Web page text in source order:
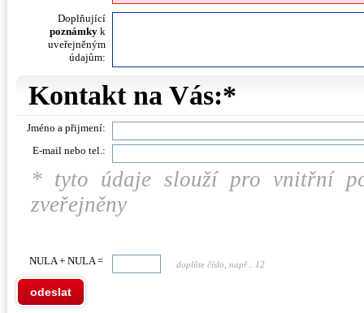
Doplňující
poznámky k
uveřejněným
údajům:
Kontakt na Vás:*
Jméno a přijmení:
E-mail nebo tel.:
* tyto údaje slouží pro vnitřní
zveřejněny
NULA + NULA = doplňte číslo, např.: 12
odeslat